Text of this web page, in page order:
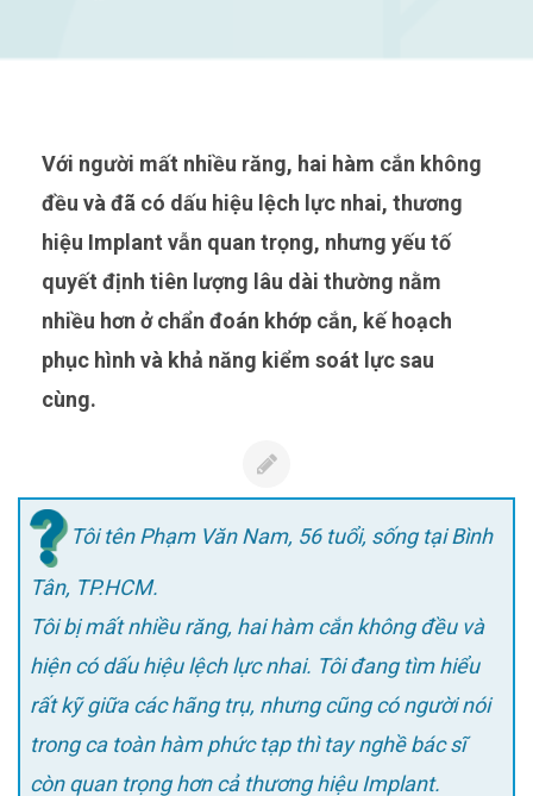
Với người mất nhiều răng, hai hàm cắn không
đều và đã có dấu hiệu lệch lực nhai, thương
hiệu Implant vẫn quan trọng, nhưng yếu tố
quyết định tiên lượng lâu dài thường nằm
nhiều hơn ở chẩn đoán khớp cắn, kế hoạch
phục hình và khả năng kiểm soát lực sau
cùng.
Tôi tên Phạm Văn Nam, 56 tuổi, sống tại Bình
Tân, TP.HCM.
Tôi bị mất nhiều răng, hai hàm cắn không đều và
hiện có dấu hiệu lệch lực nhai. Tôi đang tìm hiểu
rất kỹ giữa các hãng trụ, nhưng cũng có người nói
trong ca toàn hàm phức tạp thì tay nghề bác sĩ
còn quan trọng hơn cả thương hiệu Implant.